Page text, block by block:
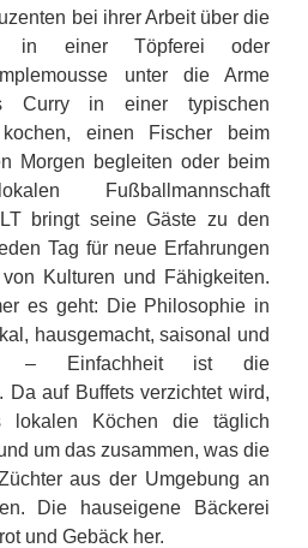
bei ihrer Arbeit über die
in einer Töpferei oder
unter die Arme
Curry in einer typischen
einen Fischer beim
Morgen begleiten oder beim
Fußballmannschaft
bringt seine Gäste zu den
Tag für neue Erfahrungen
Kulturen und Fähigkeiten.
es geht: Die Philosophie in
hausgemacht, saisonal und
– Einfachheit ist die
Da auf Buffets verzichtet wird,
lokalen Köchen die täglich
um das zusammen, was die
aus der Umgebung an
Die hauseigene Bäckerei
und Gebäck her.